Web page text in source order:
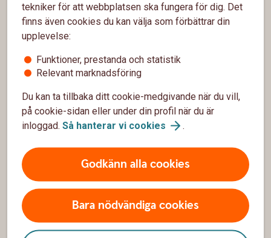
tekniker för att webbplatsen ska fungera för dig. Det
finns även cookies du kan välja som förbättrar din
upplevelse:
Funktioner, prestanda och statistik
Relevant marknadsföring
Du kan ta tillbaka ditt cookie-medgivande när du vill,
på cookie-sidan eller under din profil när du är
inloggad. Så hanterar vi cookies .
Godkänn alla cookies
Bara nödvändiga cookies
Hitta bankkontor
Bli kund
Priser, räntor och kurser
Om oss
Om Sparbanken Skåne
Hållbarhet
Finansiell information
Press
Jobba hososs